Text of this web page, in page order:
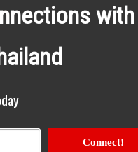
with
Connect!